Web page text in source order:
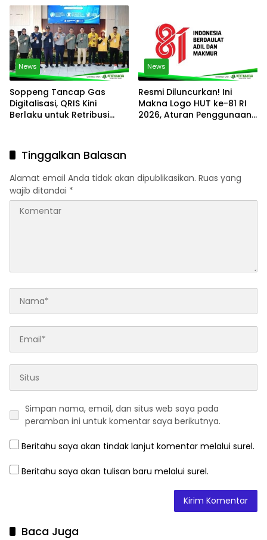
News
Soppeng Tancap Gas
Digitalisasi, QRIS Kini
Berlaku untuk Retribusi
News
Resmi Diluncurkan! Ini
Makna Logo HUT ke-81 RI
2026, Aturan Penggunaan
Tinggalkan Balasan
Alamat email Anda tidak akan dipublikasikan. Ruas yang
wajib ditandai *
Simpan nama, email, dan situs web saya pada
peramban ini untuk komentar saya berikutnya.
Beritahu saya akan tindak lanjut komentar melalui surel.
Beritahu saya akan tulisan baru melalui surel.
Baca Juga